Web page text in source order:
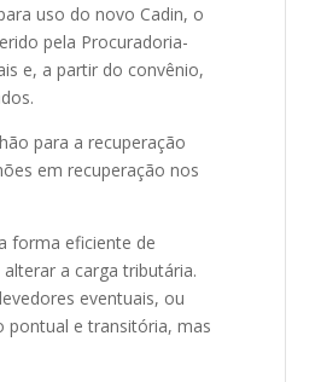
uso do novo Cadin, o
pela Procuradoria-
e, a partir do convênio,
para a recuperação
em recuperação nos
forma eficiente de
a carga tributária.
eventuais, ou
pontual e transitória, mas